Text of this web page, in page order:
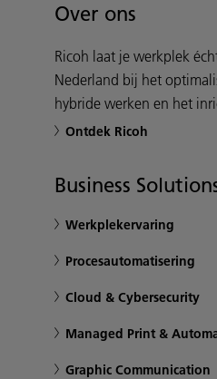
Over ons
Ricoh laat je werkplek
Nederland bij het
hybride werken en het
Ontdek Ricoh
Business
Werkplekervaring
Procesautomatisering
Cloud & Cybersecurity
Managed Print &
Graphic Communication